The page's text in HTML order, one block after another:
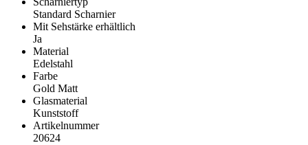
Standard Scharnier
Mit Sehstärke erhältlich
Ja
Material
Edelstahl
Farbe
Gold Matt
Glasmaterial
Kunststoff
Artikelnummer
20624